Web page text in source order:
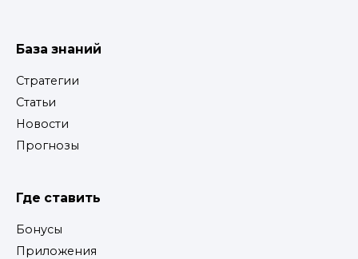
База знаний
Стратегии
Статьи
Новости
Прогнозы
Где ставить
Бонусы
Приложения